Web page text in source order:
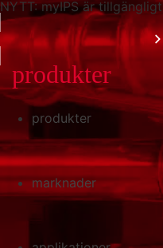
NYTT: myIPS är tillgängligt
stäng
produkter
marknader
produkter